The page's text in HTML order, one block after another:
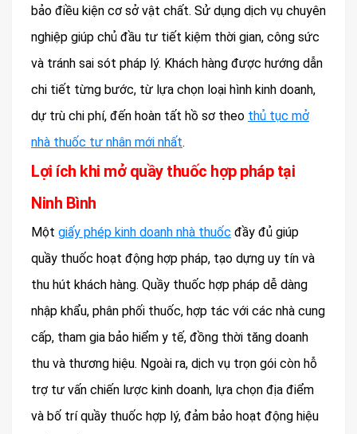
bảo điều kiện cơ sở vật chất. Sử dụng dịch vụ chuyên
nghiệp giúp chủ đầu tư tiết kiệm thời gian, công sức
và tránh sai sót pháp lý. Khách hàng được hướng dẫn
chi tiết từng bước, từ lựa chọn loại hình kinh doanh,
dự trù chi phí, đến hoàn tất hồ sơ theo thủ tục mở
nhà thuốc tư nhân mới nhất.
Lợi ích khi mở quầy thuốc hợp pháp tại
Ninh Bình
Một giấy phép kinh doanh nhà thuốc đầy đủ giúp
quầy thuốc hoạt động hợp pháp, tạo dựng uy tín và
thu hút khách hàng. Quầy thuốc hợp pháp dễ dàng
nhập khẩu, phân phối thuốc, hợp tác với các nhà cung
cấp, tham gia bảo hiểm y tế, đồng thời tăng doanh
thu và thương hiệu. Ngoài ra, dịch vụ trọn gói còn hỗ
trợ tư vấn chiến lược kinh doanh, lựa chọn địa điểm
và bố trí quầy thuốc hợp lý, đảm bảo hoạt động hiệu